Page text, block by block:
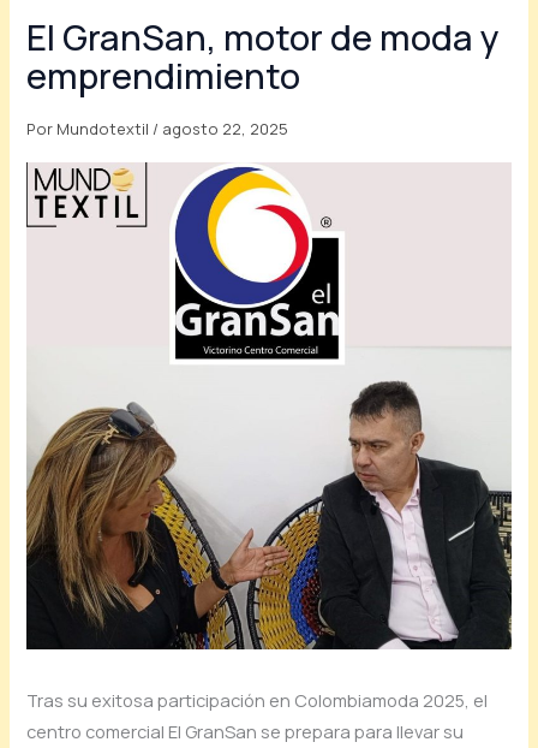
El GranSan, motor de moda y
emprendimiento
Por Mundotextil / agosto 22, 2025
Tras su exitosa participación en Colombiamoda 2025, el
centro comercial El GranSan se prepara para llevar su